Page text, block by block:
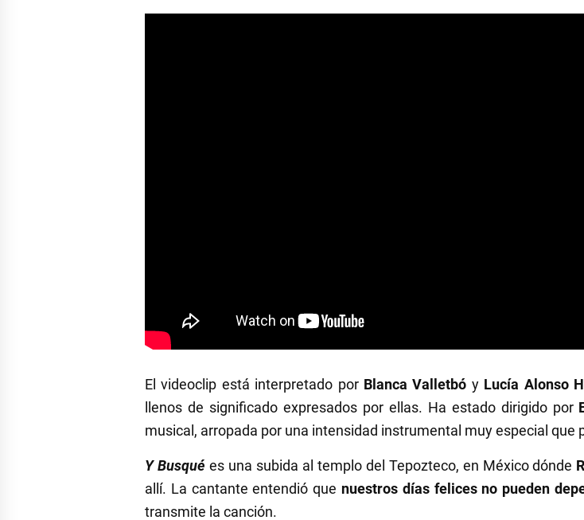
El videoclip está interpretado por Blanca Valletbó y Lucía Alonso
llenos de significado expresados por ellas. Ha estado dirigido por
musical, arropada por una intensidad instrumental muy especial que
Y Busqué es una subida al templo del Tepozteco, en México dónde
allí. La cantante entendió que nuestros días felices no pueden
transmite la canción.